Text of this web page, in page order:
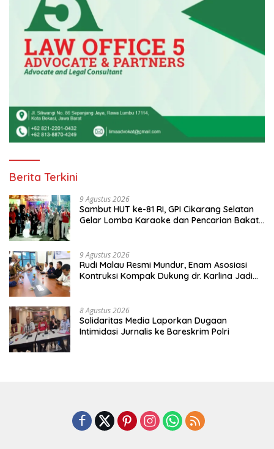
Berita Terkini
9 Agustus 2026
Sambut HUT ke-81 RI, GPI Cikarang Selatan
Gelar Lomba Karaoke dan Pencarian Bakat
9 Agustus 2026
Rudi Malau Resmi Mundur, Enam Asosiasi
Kontruksi Kompak Dukung dr. Karlina Jadi
8 Agustus 2026
Solidaritas Media Laporkan Dugaan
Intimidasi Jurnalis ke Bareskrim Polri